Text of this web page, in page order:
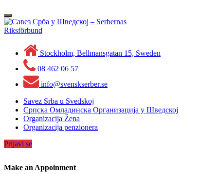
to
content
Toggle
navigation
Stockholm, Bellmansgatan 15, Sweden
08 462 06 57
info@svenskserber.se
Savez Srba u Svedskoj
Српска Омладинска Организација у Шведској
Organizacija Žena
Organizacija penzionera
Prijavi se
Make an Appoinment